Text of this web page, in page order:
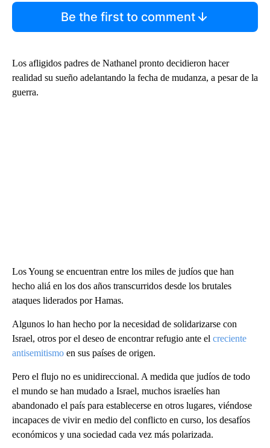
Be the first to comment
Los afligidos padres de Nathanel pronto decidieron hacer
realidad su sueño adelantando la fecha de mudanza, a pesar de la
guerra.
Los Young se encuentran entre los miles de judíos que han
hecho aliá en los dos años transcurridos desde los brutales
ataques liderados por Hamas.
Algunos lo han hecho por la necesidad de solidarizarse con
Israel, otros por el deseo de encontrar refugio ante el creciente
antisemitismo en sus países de origen.
Pero el flujo no es unidireccional. A medida que judíos de todo
el mundo se han mudado a Israel, muchos israelíes han
abandonado el país para establecerse en otros lugares, viéndose
incapaces de vivir en medio del conflicto en curso, los desafíos
económicos y una sociedad cada vez más polarizada.